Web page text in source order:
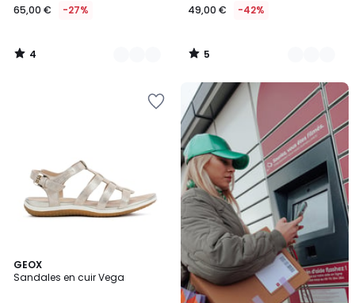
65,00 € -27%
4
/
49,00 € -42%
5
/
GEOX
Sandales en cuir Vega
4,4
/ 5
Nouveau
Livraison
en
Locker
Mondial
Relay